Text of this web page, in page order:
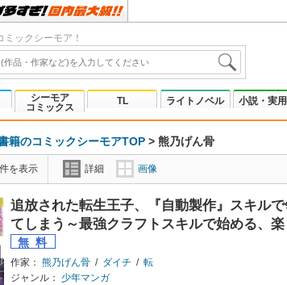
ックシーモア！
シーモア
コミックス
TL ライトノベル 小説・実
籍のコミックシーモアTOP > 熊乃げん骨
を表示 詳細 画像
追放された転生王子、『自動製作』スキル
てしまう～最強クラフトスキルで始める、
作家： 熊乃げん骨 / ダイチ / 転
ジャンル：
少年マンガ